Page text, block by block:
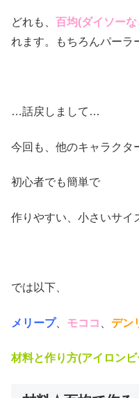
どれも、 百均(ダイソー
れます。もちろんパーラ
…話戻しまして…
今回も、他のキャラクタ
初心者でも簡単で
作りやすい、小さいサイ
では以下、
メリープ、 モココ デン
材料と作り方(アイロン